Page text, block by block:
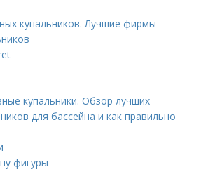
купальников. Лучшие фирмы
купальники. Обзор лучших
для бассейна и как правильно
фигуры